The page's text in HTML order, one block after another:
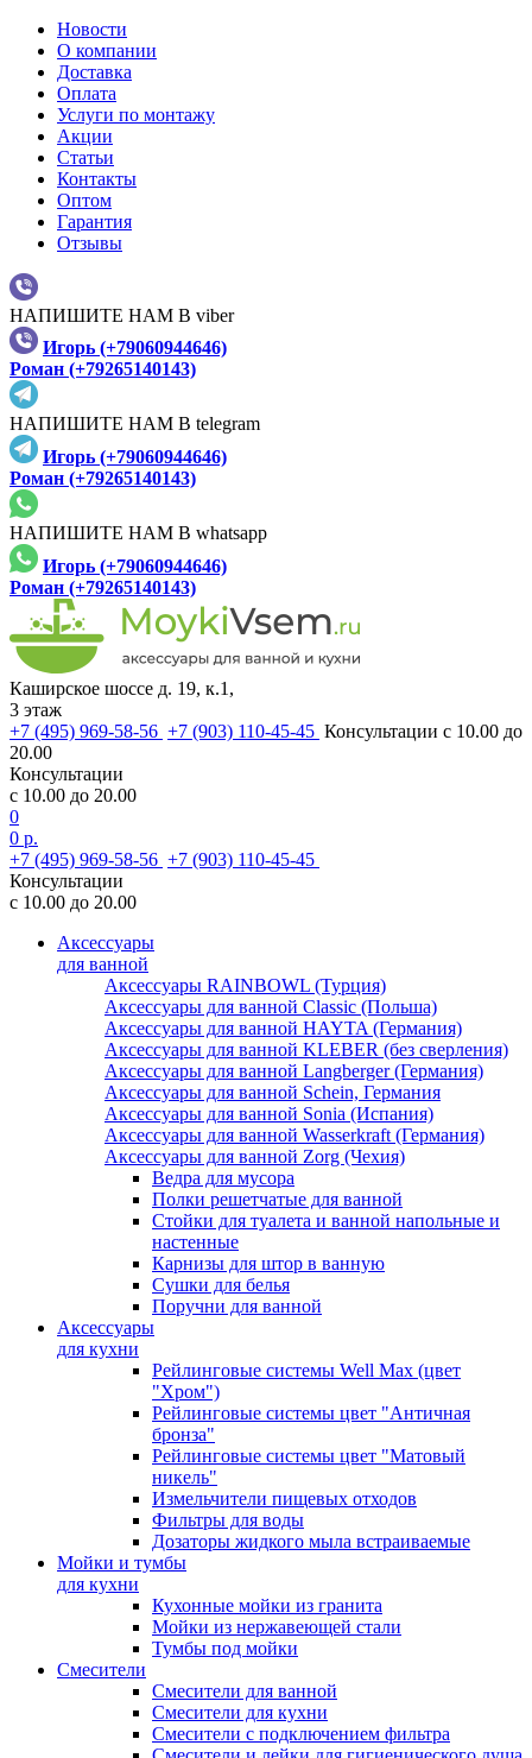
Новости
О компании
Доставка
Оплата
Услуги по монтажу
Акции
Статьи
Контакты
Оптом
Гарантия
Отзывы
НАПИШИТЕ НАМ В viber
Игорь (+79060944646)
Роман (+79265140143)
НАПИШИТЕ НАМ В telegram
Игорь (+79060944646)
Роман (+79265140143)
НАПИШИТЕ НАМ В whatsapp
Игорь (+79060944646)
Роман (+79265140143)
Каширское шоссе д. 19, к.1,
3 этаж
+7 (495) 969-58-56 +7 (903) 110-45-45 Консультации с 10.00 до
20.00
Консультации
с 10.00 до 20.00
0
0 р.
+7 (495) 969-58-56 +7 (903) 110-45-45
Консультации
с 10.00 до 20.00
Аксессуары
для ванной
Аксессуары RAINBOWL (Турция)
Аксессуары для ванной Classic (Польша)
Аксессуары для ванной HAYTA (Германия)
Аксессуары для ванной KLEBER (без сверления)
Аксессуары для ванной Langberger (Германия)
Аксессуары для ванной Schein, Германия
Аксессуары для ванной Sonia (Испания)
Аксессуары для ванной Wasserkraft (Германия)
Аксессуары для ванной Zorg (Чехия)
Ведра для мусора
Полки решетчатые для ванной
Стойки для туалета и ванной напольные и
настенные
Карнизы для штор в ванную
Сушки для белья
Поручни для ванной
Аксессуары
для кухни
Рейлинговые системы Well Max (цвет
"Хром")
Рейлинговые системы цвет "Античная
бронза"
Рейлинговые системы цвет "Матовый
никель"
Измельчители пищевых отходов
Фильтры для воды
Дозаторы жидкого мыла встраиваемые
Мойки и тумбы
для кухни
Кухонные мойки из гранита
Мойки из нержавеющей стали
Тумбы под мойки
Смесители
Смесители для ванной
Смесители для кухни
Смесители с подключением фильтра